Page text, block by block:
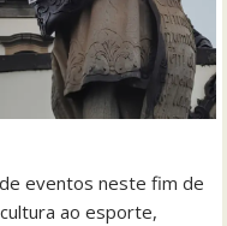
eventos neste fim de
ao esporte,